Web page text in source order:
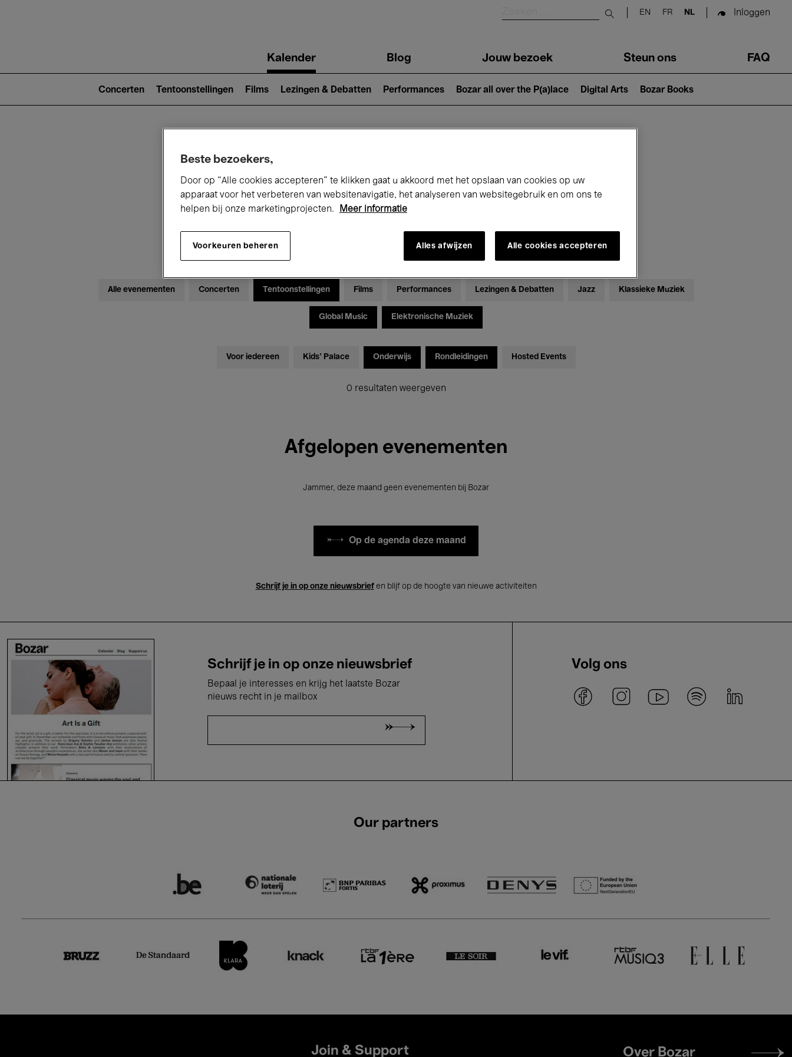
Submit search
EN FR NL Inloggen
navigationKalender Blog Jouw bezoek Steun ons FAQ
2)
Concerten Tentoonstellingen Films Lezingen & Debatten Performances Bozar all over the P(a)lace Digital Arts Bozar Books
Alle evenementen Concerten Tentoonstellingen Films Performances Lezingen & Debatten Jazz Klassieke Muziek
Global Music Elektronische Muziek
Voor iedereen Kids’ Palace Onderwijs Rondleidingen Hosted Events
0 resultaten weergeven
Afgelopen evenementen
Jammer, deze maand geen evenementen bij Bozar
Op de agenda deze maand
Schrijf je in op onze nieuwsbriefen blijf op de hoogte van nieuwe activiteiten
Schrijf je in op onze nieuwsbrief
Bepaal je interesses en krijg het laatste Bozar
nieuws recht in je mailbox
Volg ons
Our partners
Join & Support
Footer
Over Bozar
Beste bezoekers,
Door op “Alle cookies accepteren” te klikken gaat u akkoord met het opslaan van cookies op uw
apparaat voor het verbeteren van websitenavigatie, het analyseren van websitegebruik en om ons te
helpen bij onze marketingprojecten.
Meer informatie
Voorkeuren beheren Alles afwijzen Alle cookies accepteren